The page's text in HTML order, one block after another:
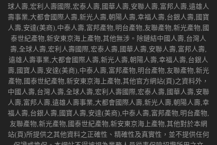
球人壽,宏利人壽國際,宏泰人壽,國華人壽,安聯人壽,富邦人壽,遠雄人
壽事業,大都會國際人壽,新光人壽,朝陽人壽,幸福人壽,台銀人壽,國寶
人壽,安達(美商),中泰人壽,富邦產物,明台產物,友聯產物,新光產物,國
泰世紀產物,新安東京海上產物,其他無涉。除鏈結中國人壽,台灣人
壽,全球人壽,宏利人壽國際,宏泰人壽,國華人壽,安聯人壽,富邦人壽,
遠雄人壽事業,大都會國際人壽,新光人壽,朝陽人壽,幸福人壽,台銀人
壽,國寶人壽,安達(美商),中泰人壽,富邦產物,明台產物,友聯產物,新光
產物,國泰世紀產物,新安東京海上產物,其他官方網站(頁)之資料外，
中國人壽,台灣人壽,全球人壽,宏利人壽國際,宏泰人壽,國華人壽,安聯
人壽,富邦人壽,遠雄人壽事業,大都會國際人壽,新光人壽,朝陽人壽,幸
福人壽,台銀人壽,國寶人壽,安達(美商),中泰人壽,富邦產物,明台產物,
友聯產物,新光產物,國泰世紀產物,新安東京海上產物,其他對於本網
站(頁)所提供之其他資料之正確性、精確性及真實性，並不提供任何